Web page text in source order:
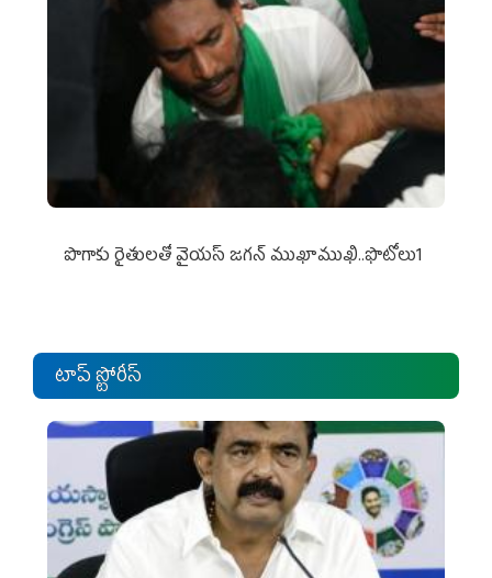
పొగాకు రైతుల‌తో వైయ‌స్ జ‌గ‌న్ ముఖాముఖి..ఫొటోలు1
టాప్ స్టోరీస్